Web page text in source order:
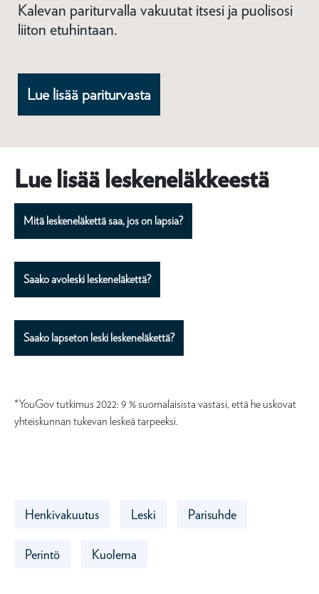
Kalevan pariturvalla vakuutat itsesi ja puolisosi
liiton etuhintaan.
Lue lisää pariturvasta
Lue lisää leskeneläkkeestä
Mitä leskeneläkettä saa, jos on lapsia?
Saako avoleski leskeneläkettä?
Saako lapseton leski leskeneläkettä?
*YouGov tutkimus 2022: 9 % suomalaisista vastasi, että he uskovat
yhteiskunnan tukevan leskeä tarpeeksi.
Henkivakuutus Leski Parisuhde
Perintö Kuolema